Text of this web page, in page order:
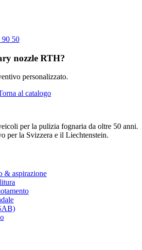
90 50
nozzle RTH?
personalizzato.
al catalogo
per la pulizia fognaria da oltre 50 anni.
per la Svizzera e il Liechtenstein.
& aspirazione